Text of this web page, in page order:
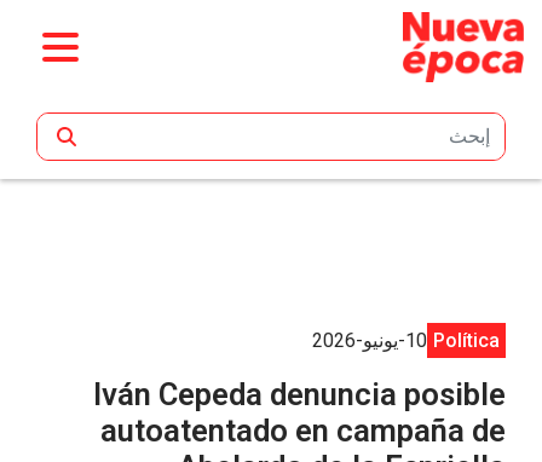
تخطي إلى المحتوى الرئيسي
Política 10-يونيو-2026
Iván Cepeda denuncia posible
autoatentado en campaña de